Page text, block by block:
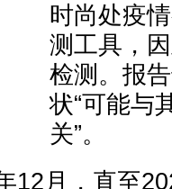
时尚处疫
测工具，
检测。报
状“可能与
关”。
12月，直至